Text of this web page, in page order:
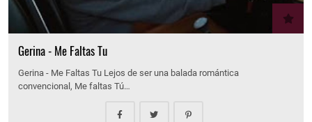
Gerina - Me Faltas Tu
Gerina - Me Faltas Tu Lejos de ser una balada romántica
convencional, Me faltas Tú…